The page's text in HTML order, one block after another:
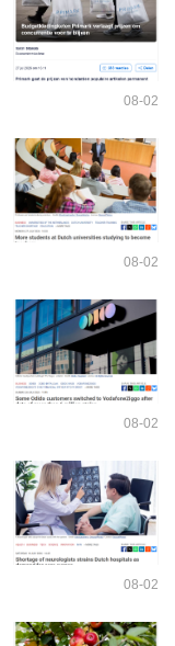
08-02
08-02
08-02
08-02